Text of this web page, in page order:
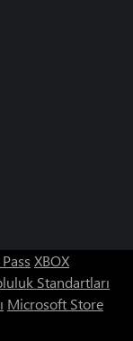
XBOX
Standartları
Microsoft Store